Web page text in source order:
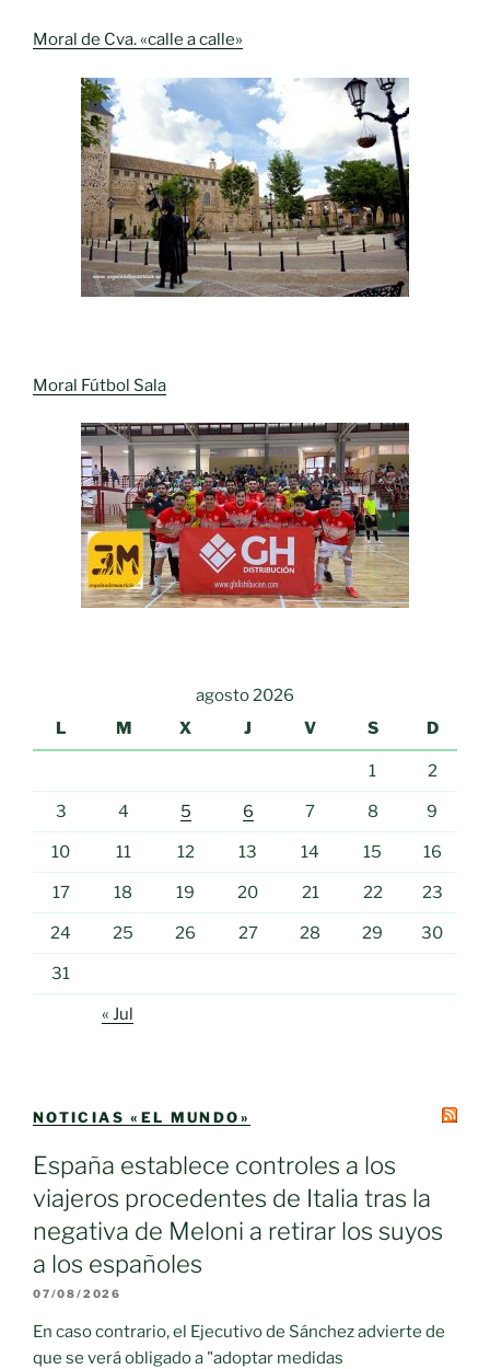
Moral de Cva. «calle a calle»
Moral Fútbol Sala
agosto 2026
L
M X J V S D
1 2
3 4 5 6 7 8 9
10 11 12 13 14 15 16
17 18 19 20 21 22 23
24 25 26 27 28 29 30
31
« Jul
NOTICIAS «EL MUNDO»
España establece controles a los
viajeros procedentes de Italia tras la
negativa de Meloni a retirar los suyos
a los españoles
07/08/2026
En caso contrario, el Ejecutivo de Sánchez advierte de
que se verá obligado a "adoptar medidas